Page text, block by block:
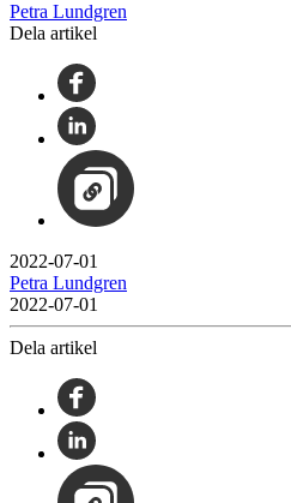
Petra Lundgren
Dela artikel
2022-07-01
Petra Lundgren
2022-07-01
Dela artikel